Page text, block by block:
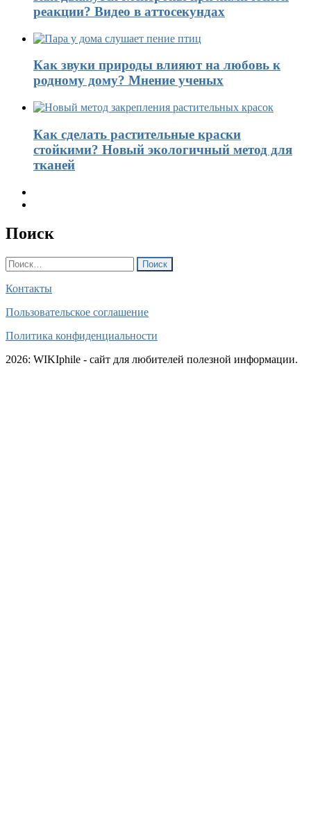
реакции? Видео в аттосекундах
Как звуки природы влияют на любовь к
родному дому? Мнение ученых
Как сделать растительные краски
стойкими? Новый экологичный метод для
тканей
Поиск
Найти:
Контакты
Пользовательское соглашение
Политика конфиденциальности
2026: WIKIphile - сайт для любителей полезной информации.